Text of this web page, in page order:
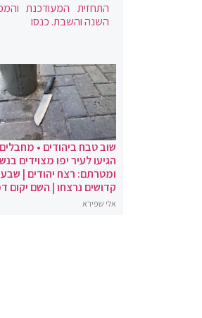
התחזית המעודכנת
השנה והשבת. כנסו
שוב טבח ביהודים • מחבלים
הגיעו לעיר יפו מצוידים
ומטרתם: רצח יהודים |
קדושים נרצחו | השם יקום
אלי שפירא